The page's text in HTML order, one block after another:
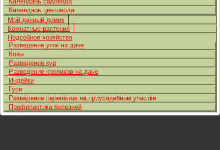
Календарь цветовода
Мой дачный домик
Комнатные растения
Подсобное хозяйство
Разведение уток на даче
Козы
Разведение кур
Разведение кроликов на даче
Индейки
Гуси
Разведение перепелов на приусадебном участке
Профилактика болезней